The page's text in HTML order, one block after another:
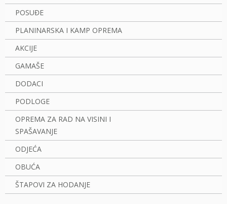
POSUĐE
PLANINARSKA I KAMP OPREMA
AKCIJE
GAMAŠE
DODACI
PODLOGE
OPREMA ZA RAD NA VISINI I
SPAŠAVANJE
ODJEĆA
OBUĆA
ŠTAPOVI ZA HODANJE